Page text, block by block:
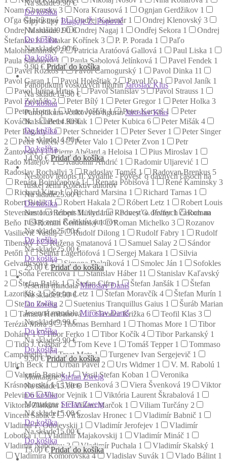
Noam Chomsky 3 Nora Krausová 1 Ognjan Gerdžikov 1
Oľga Gluštíková 1 Ondrej Kalamár 1 Ondrej Klenovský 3
Ondrej Marušiak1 Ondrej Nagaj 1 Ondřej Sekora 1
Ondrej
Štefanko1 Otakar Kořínek 3 P. P. Porada 1
Paľo
Malohradňanský2 Patricia Aratóová Gallová 1 Paul Liska 1
Paula Sabolová1 Paula Sabolová Jelínková 1 Pavel Fendek 1
Pavel Rozkoš1 Pavol Čarnogurský 1 Pavol Dinka 11
Pavol Garan1 Pavol Holeštiak 2 Pavol Ičo1 Pavol Janík 1
Pavol Jurina Hrtus1 Pavol Stanislav5 Pavol Strauss 1
Pavol Zeleňák2 Peter Bílý 1 Peter Gregor 1 Peter Holka 3
Peter Hotra1 Peter Juščák1 Peter Karvaš1
Peter
Kováčik1 Peter Kršiak 1 Peter Kubica 6 Peter Mišák 4
Peter Pogády1 Peter Schneider 1 Peter Sever 1
Peter Singer
2
Peter Valček3 Peter Valo 1 Peter Zvon 1
Petr
Žantovský1 Pierre Abélard a Heloisa 1 Pius Miroslav 1
Rado Matejov1 Radomír Andrić 1 Radomir Uljarević 1
Radoslav Rochallyi 3 Radoslav Tomáš 1 Radovan Brenkus 5
Renáta Bojničanová1 Renata Pôbišová 1 René Kaminsky 3
Richard Kitta1 Richard Marsina 1 Richard Tarnas 1
Robert Bielik1 Robert Hakala 2 Róbert Letz 1
Robert Louis
Stevenson1 Róbert Müller1 Rodney G. Peffer1
Roman
Beňo 1 Roman Čerňanský1 Roman Michelko 3
Rozanov
Vasilievič Vasilij2 Rudolf Dilong 1 Rudolf Fabry 1
Rudolf
Tibenský1 Ružena Smatanová 1 Samuel Salay 2
Sándor
Petőfi1 Selma Lagerlöfová 1 Sergej Makara 1
Silvia
Gelvanicsová2 Simona Dolníková 1 Smolec Ján 1
Sofokles
1
Soňa Ferencová1 Stanislav Háber 11
Stanislav Kaľavský
2
Štefan Balák1 Štefan Cifra1 Štefan Janšák 1
Štefan
Lazorišák2 Štefan Letz 1 Štefan Moravčík 4 Štefan Murín 1
Stefan Zweig 2 Suetenius Tranquillus Gaius 1
Šuráb Marian
1
Tamara Heribanová1 Teodor Križka 6 Teofil Klas 3
Terézia Mora3 Thomas Bernhard 1 Thomas More 1
Tibor
Dohány1 Tibor Ferko 1 Tibor Kočík 4 Tibor Parkanský 1
Tido J. Gašpar2 Tom Keve 1 Tomáš Tepper 1
Tommaso
Campanella1 Traat Mats1 Turgenev Ivan Sergejevič 1
Ulrich Beck 1 Urban Pavel 2 Urs Widmer 1 V. M. Rabolú 1
Valentín Beniak1 Vasil Stefan Koban 1
Veronika
Krásnohorská1 Viera Benková 3 Viera Švenková 19
Viktor
Pelevin6 Viktor Vejnik 1 Viktória Laurent Škrabalová 1
Viktoria Zlatkina 1 Viliam Marčok 1 Viliam Turčány 2
Vincent Šabík2 Víťazoslav Hronec 1 Vladimír Babnič 1
Vladimir F. Odojevskij 1 Vladimír Jerofejev 1
Vladimír
Lobotka1 Vladimír Majakovskij 1 Vladimír Mináč 1
Vladimir Nabokov 3 Vladimír Puchala 1 Vladimír Skalský 1
Vladimíra Komorovská4 Vladislav Suvák 1 Vlado Bálint 1
Na sklade9.90 €
Do košíka
Šípy z lipy Blagoje Ž. Popovič
Na sklade9.90 €
Do košíka
Na sklade9.90 €
Do košíka
9.90 € Pridať do košíka
Panoptikum voskových figurín Jaroslav Klus
Na sklade14.90 €
Do košíka
Panoptikum voskových figurín Jaroslav Klus
Na sklade14.90 €
Do košíka
Na sklade14.90 €
Do košíka
14.90 € Pridať do košíka
Nestorov letopis II. vydanie - Povesť o dávnych časoch na
ruskej zemi Kolektív autorov
Na sklade25.00 €
Do košíka
Nestorov letopis II. vydanie - Povesť o dávnych časoch na
ruskej zemi Kolektív autorov
Na sklade25.00 €
Do košíka
Na sklade25.00 €
Do košíka
25.00€ Pridať do košíka
Jesenná mandala Miroslav Daniš
Na sklade9.90 €
Do košíka
Jesenná mandala Miroslav Daniš
Na sklade9.90 €
Do košíka
Na sklade9.90 €
Do košíka
9.90€ Pridať do košíka
Montaigne Stefan Zweig
Na sklade15.00 €
Do košíka
Montaigne Stefan Zweig
Na sklade15.00 €
Do košíka
Na sklade15.00 €
Do košíka
15.00€ Pridať do košíka